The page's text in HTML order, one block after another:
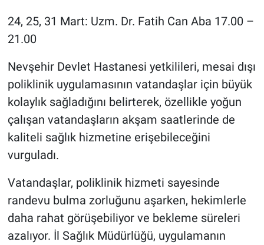
24, 25, 31 Mart: Uzm. Dr. Fatih Can Aba 17.00 –
21.00
Nevşehir Devlet Hastanesi yetkilileri, mesai dışı
poliklinik uygulamasının vatandaşlar için büyük
kolaylık sağladığını belirterek, özellikle yoğun
çalışan vatandaşların akşam saatlerinde de
kaliteli sağlık hizmetine erişebileceğini
vurguladı.
Vatandaşlar, poliklinik hizmeti sayesinde
randevu bulma zorluğunu aşarken, hekimlerle
daha rahat görüşebiliyor ve bekleme süreleri
azalıyor. İl Sağlık Müdürlüğü, uygulamanın